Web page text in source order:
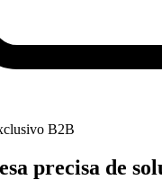
B2B
precisa de